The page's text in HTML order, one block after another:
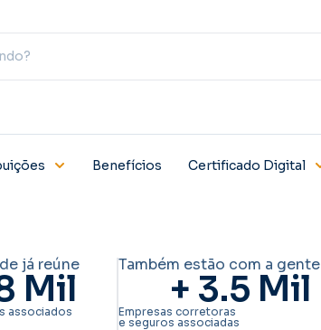
Benefícios Certificado Digital
já reúne
Mil
associados
Também estão com a gente
+ 3.5 Mil
Empresas corretoras
e seguros associadas